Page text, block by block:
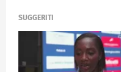
SUGGERITI